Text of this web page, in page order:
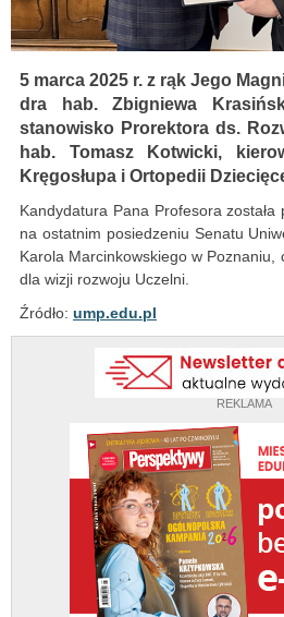
REKLAMA
5 marca 2025 r. z rąk Jego
dra hab. Zbigniewa
stanowisko Prorektora ds.
hab. Tomasz Kotwicki,
Kręgosłupa i Ortopedii
Kandydatura Pana Profesora
na ostatnim posiedzeniu Senatu
Karola Marcinkowskiego w Poznaniu,
dla wizji rozwoju Uczelni.
Źródło: ump.edu.pl